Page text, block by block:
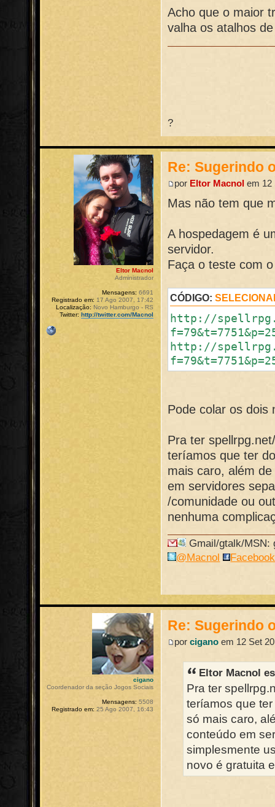
Acho que o maior
valha os atalhos
?
Re: Sugerindo
por Eltor Macnol em 12
Mas não tem que
A hospedagem é
servidor.
Faça o teste com
CÓDIGO:
http://
http://
Pode colar os dois
Pra ter
teríamos que ter
mais caro, além
em servidores
/comunidade ou
nenhuma
Gmail/gtalk/MSN:
@Macnol
Facebook
Eltor Macnol
Administrador
Mensagens: 6691
Registrado em: 17 Ago 2007, 17:42
Localização: Novo Hamburgo - RS
Twitter: http://twitter.com/Macnol
Re: Sugerindo
porcigano em 12 Set
Eltor Macnol
Pra ter
teríamos que
só mais caro,
conteúdo em
simplesmente
novo é gratuita
cigano
Coordenador da seção Jogos Sociais
Mensagens: 5508
Registrado em: 25 Ago 2007, 16:43